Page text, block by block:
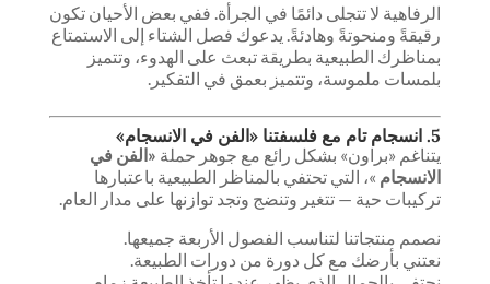
الرفاهية لا تتجلى دائمًا في الجرأة. ففي بعض الأحيان تكون
رقيقةً ومنحوتةً وهادئةً. يدعوك فصل الشتاء إلى الاستمتاع
بمناظرك الطبيعية بطريقة تبعث على الهدوء، وتتميز
بلمسات ملموسة، وتتميز بعمق في التفكير.
5. انسجام تام مع فلسفتنا «الفن في الانسجام»
يتناغم «براون» بشكل رائع مع جوهر حملة «الفن في
الانسجام »، التي تحتفي بالمناظر الطبيعية باعتبارها
تركيبات حية — تتغير وتنضج وتجد توازنها على مدار العام.
نصمم منتجاتنا لتناسب الفصول الأربعة جميعها.
نعتني بأرضك مع كل دورة من دورات الطبيعة.